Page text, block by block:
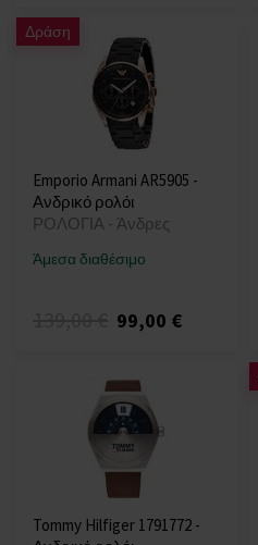
Δράση
Emporio Armani AR5905 -
Ανδρικό ρολόι
ΡΟΛΟΓΙΑ - Άνδρες
Άμεσα διαθέσιμο
99,00 €
Tommy Hilfiger 1791772 -